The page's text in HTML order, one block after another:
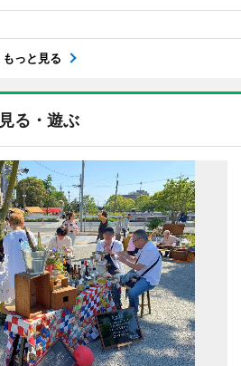
もっと見る
見る・遊ぶ